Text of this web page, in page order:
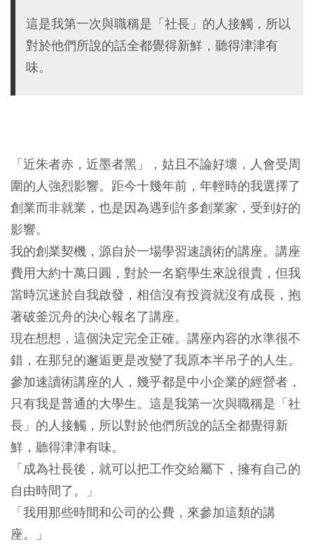
這是我第一次與職稱是「社長」的人接觸，所以
對於他們所說的話全都覺得新鮮，聽得津津有
味。
「近朱者赤，近墨者黑」，姑且不論好壞，人會受周
圍的人強烈影響。距今十幾年前，年輕時的我選擇了
創業而非就業，也是因為遇到許多創業家，受到好的
影響。
我的創業契機，源自於一場學習速讀術的講座。講座
費用大約十萬日圓，對於一名窮學生來說很貴，但我
當時沉迷於自我啟發，相信沒有投資就沒有成長，抱
著破釜沉舟的決心報名了講座。
現在想想，這個決定完全正確。講座內容的水準很不
錯，在那兒的邂逅更是改變了我原本半吊子的人生。
參加速讀術講座的人，幾乎都是中小企業的經營者，
只有我是普通的大學生。這是我第一次與職稱是「社
長」的人接觸，所以對於他們所說的話全都覺得新
鮮，聽得津津有味。
「成為社長後，就可以把工作交給屬下，擁有自己的
自由時間了。」
「我用那些時間和公司的公費，來參加這類的講
座。」